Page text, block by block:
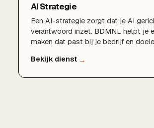
AI Strategie
Een AI-strategie zorgt dat je AI
verantwoord inzet. BDMNL helpt je
maken dat past bij je bedrijf en